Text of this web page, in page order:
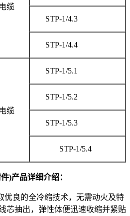
缆
STP-1/4.3
STP-1/4.4
缆
STP-1/5.1
STP-1/5.2
STP-1/5.3
STP-1/5.4
)产品详细介绍：
优良的全冷缩技术，无需动火及特
芯抽出，弹性体便迅速收缩并紧贴